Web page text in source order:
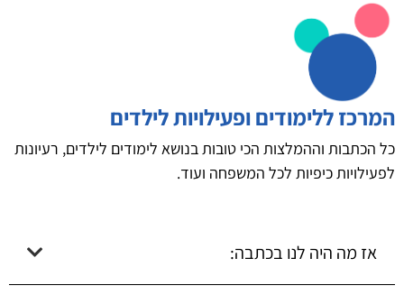
המרכז ללימודים ופעילויות לילדים
כל הכתבות וההמלצות הכי טובות בנושא לימודים לילדים, רעיונות
לפעילויות כיפיות לכל המשפחה ועוד.
אז מה היה לנו בכתבה: